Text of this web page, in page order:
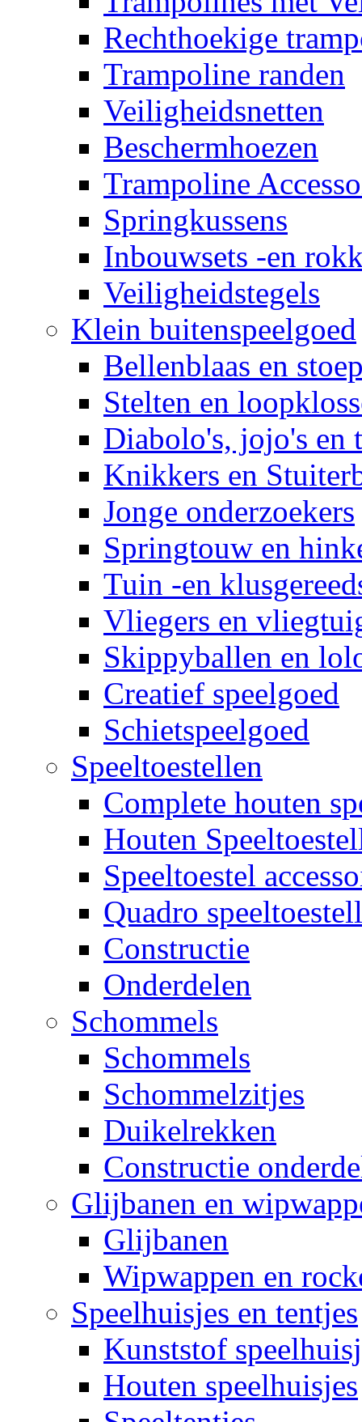
Rechthoekige
Trampoline randen
Veiligheidsnetten
Beschermhoezen
Trampoline
Springkussens
Inbouwsets -en
Veiligheidstegels
Klein buitenspeelgoed
Bellenblaas en
Stelten en
Diabolo's, jojo's en
Knikkers en
Jonge onderzoekers
Springtouw en
Tuin -en
Vliegers en
Skippyballen en
Creatief speelgoed
Schietspeelgoed
Speeltoestellen
Complete houten
Houten
Speeltoestel
Quadro
Constructie
Onderdelen
Schommels
Schommels
Schommelzitjes
Duikelrekken
Constructie
Glijbanen en
Glijbanen
Wipwappen en
Speelhuisjes en tentjes
Kunststof
Houten speelhuisjes